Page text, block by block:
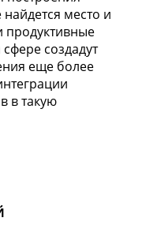
место и
создадут
еще более
в такую